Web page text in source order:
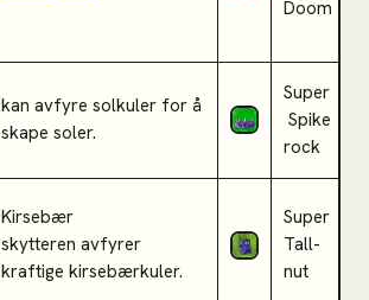
Doom
kan avfyre solkuler for å
skape soler.
Super
Spike
rock
Kirsebær
skytteren avfyrer
kraftige kirsebærkuler.
Super
Tall-
nut